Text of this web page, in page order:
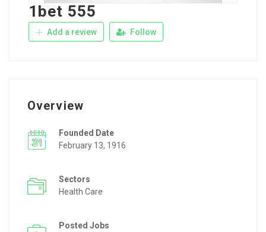
1bet 555
Add a review Follow
Overview
Founded Date
February 13, 1916
Sectors
Health Care
Posted Jobs